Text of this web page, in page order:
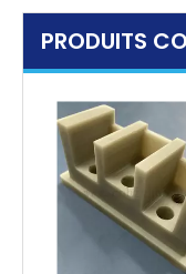
PRODUITS